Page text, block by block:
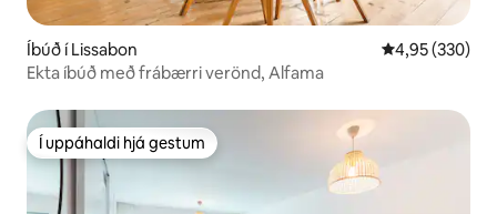
Íbúð í Lissabon 4,95 af 5 í
4,95 (330)
Ekta íbúð með frábærri verönd, Alfama
Í uppáhaldi hjá gestum
Í uppáhaldi hjá gestum